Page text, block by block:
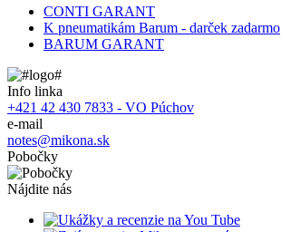
CONTI GARANT
K pneumatikám Barum - darček zadarmo
BARUM GARANT
Info linka
+421 42 430 7833 - VO Púchov
e-mail
notes@mikona.sk
Pobočky
Nájdite nás